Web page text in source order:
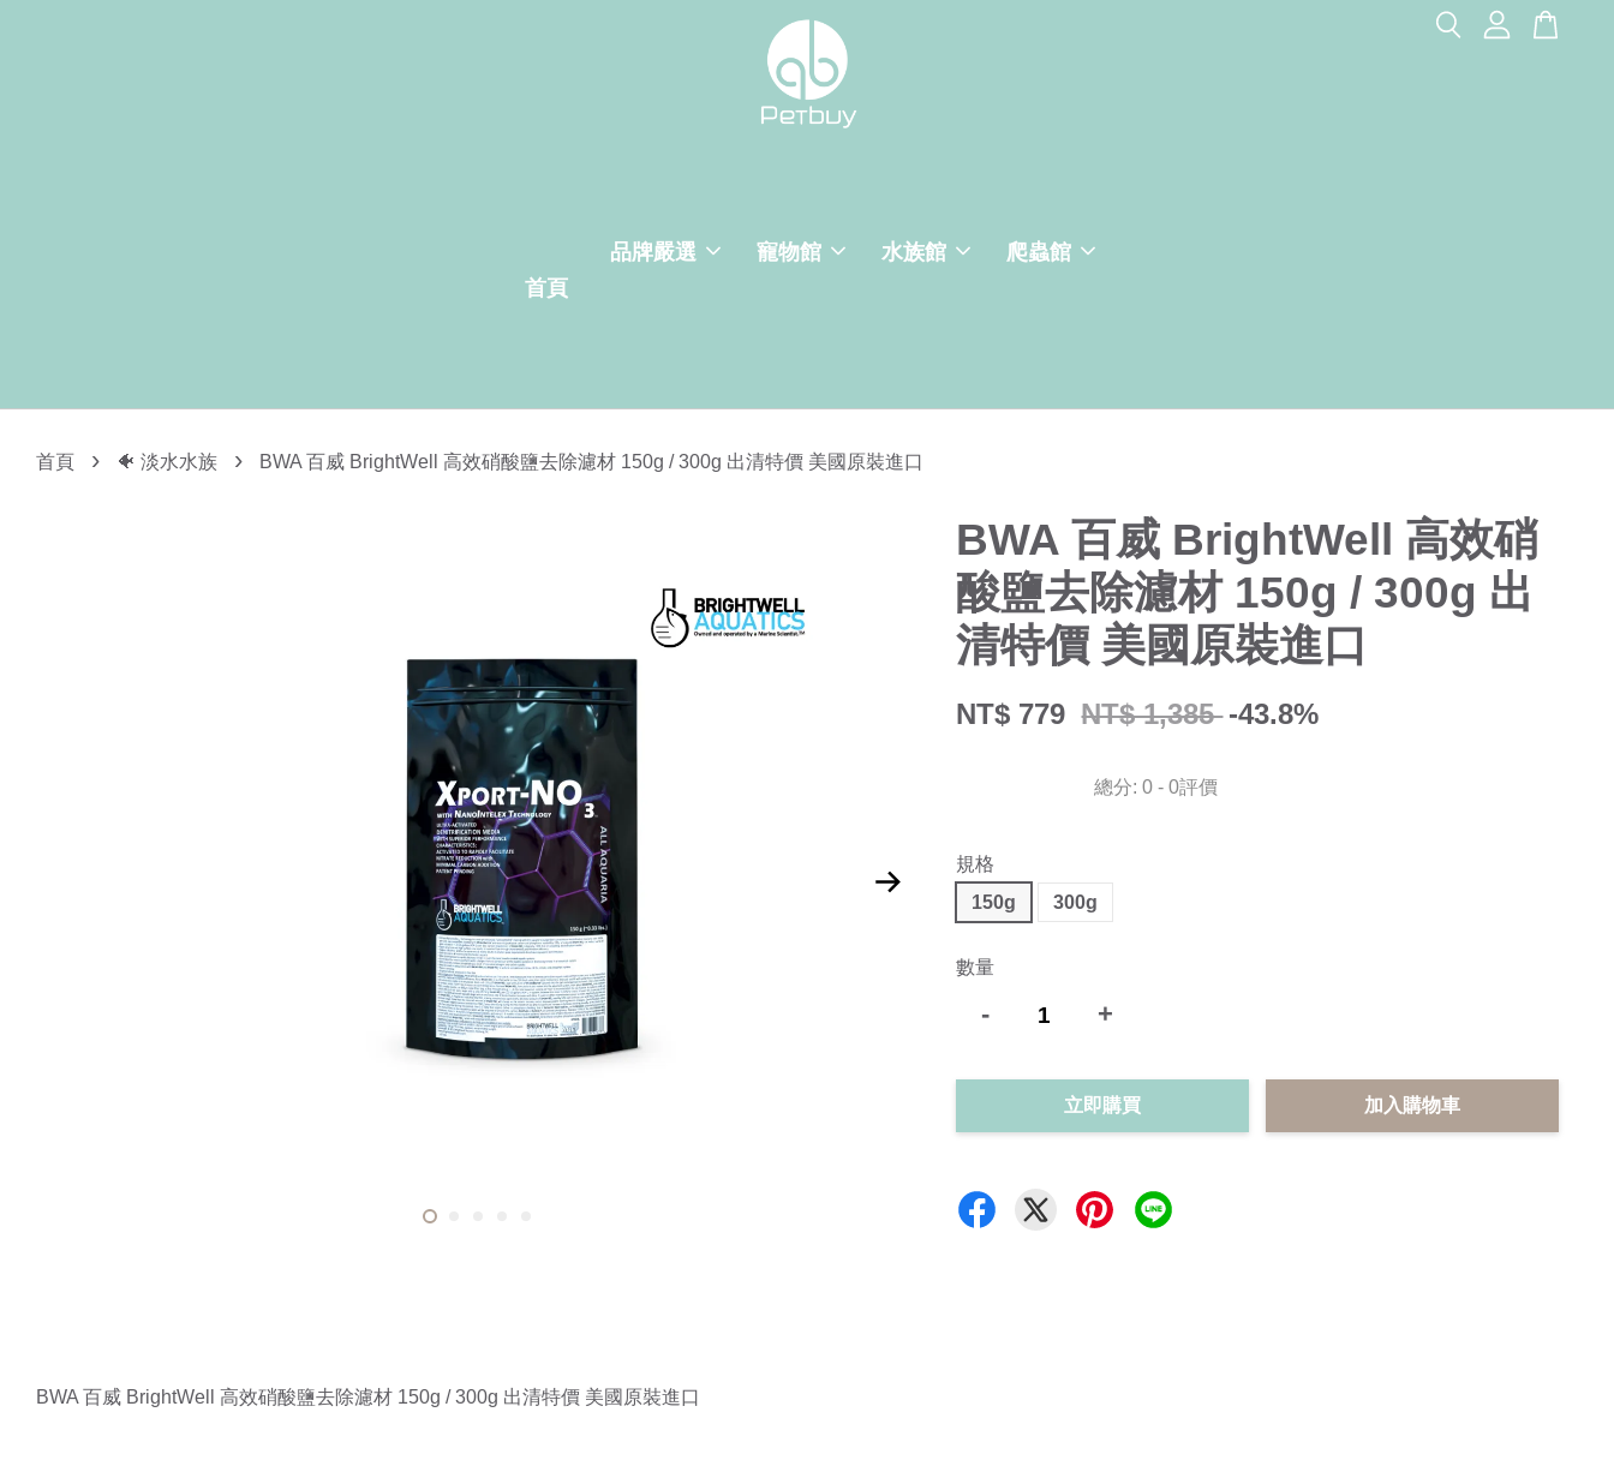
首頁
品牌嚴選 寵物館 水族館 爬蟲館
首頁 › 🐠 淡水水族 › BWA 百威 BrightWell 高效硝酸鹽去除濾材 150g / 300g 出清特價 美國原裝進口
BWA 百威 BrightWell 高效硝
酸鹽去除濾材 150g / 300g 出
清特價 美國原裝進口
NT$ 779 NT$ 1,385 -43.8%
總分:0 -0評價
規格
150g
300g
數量
- +
立即購買 加入購物車
BWA 百威 BrightWell 高效硝酸鹽去除濾材 150g / 300g 出清特價 美國原裝進口